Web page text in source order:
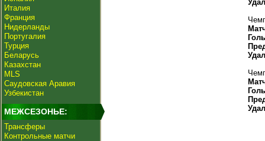
Италия
Франция
Нидерланды
Португалия
Турция
Беларусь
Казахстан
MLS
Саудовская Аравия
Узбекистан
МЕЖСЕЗОНЬЕ:
Трансферы
Контрольные матчи